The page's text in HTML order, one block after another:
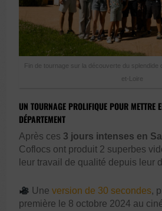
Fin de tournage sur la découverte du splendide
et-Loire
UN TOURNAGE PROLIFIQUE POUR METTRE
DÉPARTEMENT
Après ces 3 jours intenses en
Coflocs ont produit 2 superbes
leur travail de qualité depuis leur
Uneversion de 30 secondes,
première le 8 octobre 2024 au